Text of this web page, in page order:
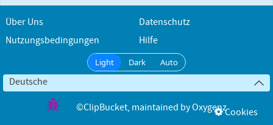
Über Uns
Datenschutz
Nutzungsbedingungen
Hilfe
Light Dark Auto
Deutsche
©ClipBucket, maintained byOxygenzCookies